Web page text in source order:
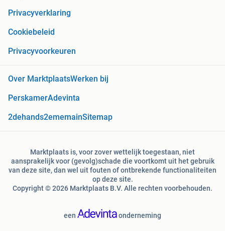
Privacyverklaring
Cookiebeleid
Privacyvoorkeuren
Over MarktplaatsWerken bij
PerskamerAdevinta
2dehands2ememainSitemap
Marktplaats is, voor zover wettelijk toegestaan, niet
aansprakelijk voor (gevolg)schade die voortkomt uit het gebruik
van deze site, dan wel uit fouten of ontbrekende functionaliteiten
op deze site.
Copyright © 2026 Marktplaats B.V. Alle rechten voorbehouden.
een onderneming